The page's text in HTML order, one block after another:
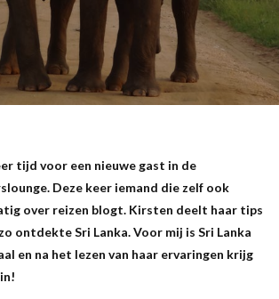
tijd voor een nieuwe gast in de
Deze keer iemand die zelf ook
over reizen blogt. Kirsten deelt haar tips
ontdekte Sri Lanka. Voor mij is Sri Lanka
en na het lezen van haar ervaringen krijg